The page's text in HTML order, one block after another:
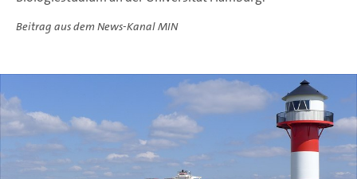
Beitrag aus dem News-Kanal MIN